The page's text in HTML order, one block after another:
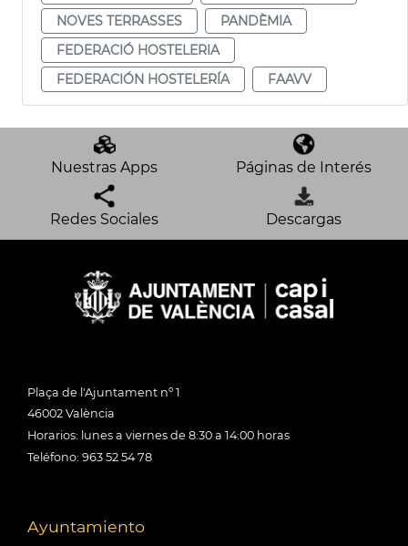
NOVES TERRASSES
PANDÈMIA
FEDERACIÓ HOSTELERIA
FEDERACIÓN HOSTELERÍA
FAAVV
Nuestras Apps Páginas de Interés
Redes Sociales Descargas
Plaça de l'Ajuntament nº 1
46002 València
Horarios: lunes a viernes de 8:30 a 14:00 horas
Teléfono: 963 52 54 78
Ayuntamiento